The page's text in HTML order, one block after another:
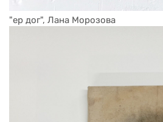
"ер дог", Лана Морозова